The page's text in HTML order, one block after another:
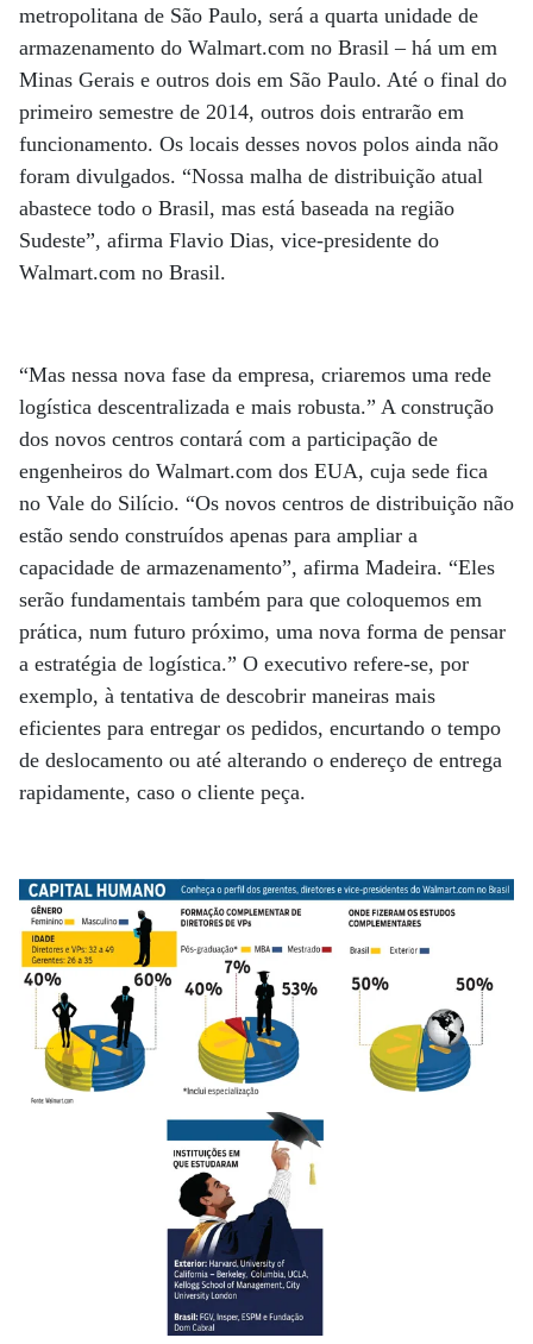
metropolitana de São Paulo, será a quarta unidade de
armazenamento do Walmart.com no Brasil – há um em
Minas Gerais e outros dois em São Paulo. Até o final do
primeiro semestre de 2014, outros dois entrarão em
funcionamento. Os locais desses novos polos ainda não
foram divulgados. “Nossa malha de distribuição atual
abastece todo o Brasil, mas está baseada na região
Sudeste”, afirma Flavio Dias, vice-presidente do
Walmart.com no Brasil.
“Mas nessa nova fase da empresa, criaremos uma rede
logística descentralizada e mais robusta.” A construção
dos novos centros contará com a participação de
engenheiros do Walmart.com dos EUA, cuja sede fica
no Vale do Silício. “Os novos centros de distribuição não
estão sendo construídos apenas para ampliar a
capacidade de armazenamento”, afirma Madeira. “Eles
serão fundamentais também para que coloquemos em
prática, num futuro próximo, uma nova forma de pensar
a estratégia de logística.” O executivo refere-se, por
exemplo, à tentativa de descobrir maneiras mais
eficientes para entregar os pedidos, encurtando o tempo
de deslocamento ou até alterando o endereço de entrega
rapidamente, caso o cliente peça.